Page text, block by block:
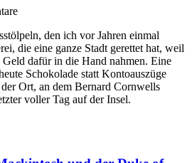
den ich vor Jahren einmal
die eine ganze Stadt gerettet hat, weil
dafür in die Hand nahmen. Eine
Schokolade statt Kontoauszüge
Ort, an dem Bernard Cornwells
voller Tag auf der Insel.